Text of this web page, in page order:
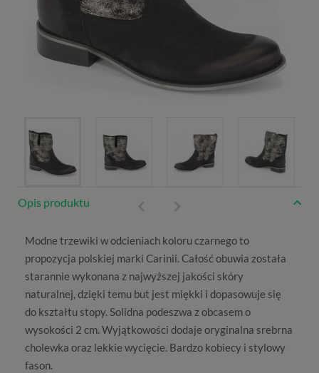
Opis produktu
Modne trzewiki w odcieniach koloru czarnego to
propozycja polskiej marki Carinii. Całość obuwia została
starannie wykonana z najwyższej jakości skóry
naturalnej, dzięki temu but jest miękki i dopasowuje się
do kształtu stopy. Solidna podeszwa z obcasem o
wysokości 2 cm. Wyjątkowości dodaje oryginalna srebrna
cholewka oraz lekkie wycięcie. Bardzo kobiecy i stylowy
fason.